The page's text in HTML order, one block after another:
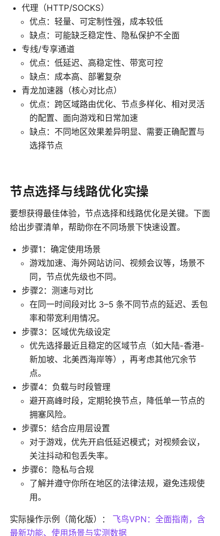
代理（HTTP/SOCKS）
优点：轻量、可定制性强，成本较低
缺点：可能缺乏稳定性、隐私保护不全面
专线/专享通道
优点：低延迟、高稳定性、带宽可控
缺点：成本高、部署复杂
青龙加速器（核心对比点）
优点：跨区域路由优化、节点多样化、相对灵活
的配置、面向游戏和日常加速
缺点：不同地区效果差异明显、需要正确配置与
选择节点
节点选择与线路优化实操
要想获得最佳体验，节点选择和线路优化是关键。下面
给出步骤清单，帮助你在不同场景下快速设置。
步骤1：确定使用场景
游戏加速、海外网站访问、视频会议等，场景不
同，节点优先级也不同。
步骤2：测速与对比
在同一时间段对比 3–5 条不同节点的延迟、丢包
率和带宽利用情况。
步骤3：区域优先级设定
优先选择最近且稳定的区域节点（如大陆-香港-
新加坡、北美西海岸等），再考虑其他冗余节
点。
步骤4：负载与时段管理
避开高峰时段，定期轮换节点，降低单一节点的
拥塞风险。
步骤5：结合应用层设置
对于游戏，优先开启低延迟模式；对视频会议，
关注抖动和包丢失率。
步骤6：隐私与合规
了解并遵守你所在地区的法律法规，避免违规使
用。
实际操作示例（简化版）： 飞鸟VPN：全面指南，含
最新功能、使用场景与实测数据